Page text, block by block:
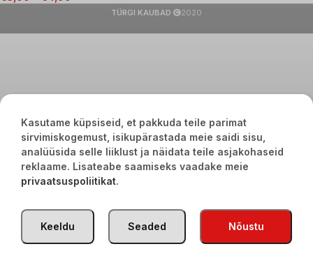
TÜRGI KAUBAD 2020
Kasutame küpsiseid, et pakkuda teile parimat
sirvimiskogemust, isikupärastada meie saidi sisu,
analüüsida selle liiklust ja näidata teile asjakohaseid
reklaame. Lisateabe saamiseks vaadake meie
privaatsuspoliitikat.
Nõustu
Seaded
Keeldu